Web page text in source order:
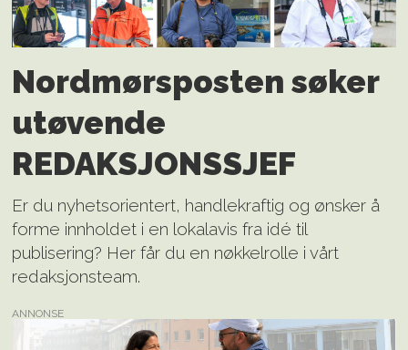
Nordmørsposten søker
utøvende
REDAKSJONS­SJEF­
Er du nyhetsorientert, handlekraftig og ønsker å
forme innholdet i en lokalavis fra idé til
publisering? Her får du en nøkkelrolle i vårt
redaksjonsteam.
ANNONSE